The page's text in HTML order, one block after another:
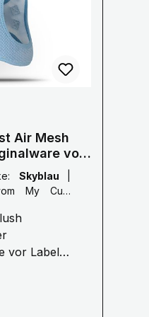
Air Mesh
vor
Skyblau
My Curli
vor Label